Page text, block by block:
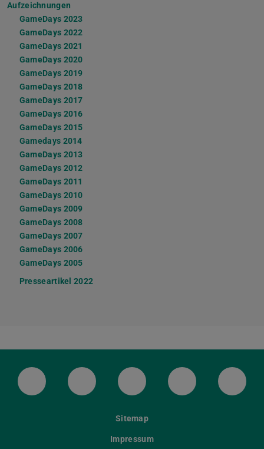
Aufzeichnungen
GameDays 2023
GameDays 2022
GameDays 2021
GameDays 2020
GameDays 2019
GameDays 2018
GameDays 2017
GameDays 2016
GameDays 2015
Gamedays 2014
GameDays 2013
GameDays 2012
GameDays 2011
GameDays 2010
GameDays 2009
GameDays 2008
GameDays 2007
GameDays 2006
GameDays 2005
Presseartikel 2022
LinkedIn-Seite der TU Darmstadt
Instagram-Kanal der TU
Bluesky-Kanal der TU
Facebook-
Sitemap
Impressum